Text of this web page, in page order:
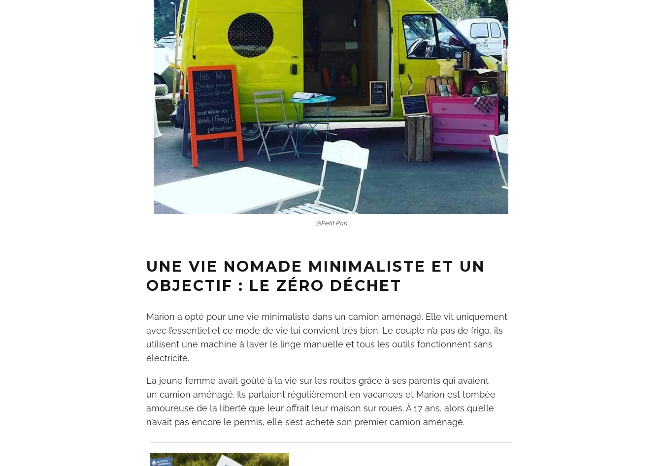
@Petit Poh
UNE VIE NOMADE MINIMALISTE ET UN
OBJECTIF : LE ZÉRO DÉCHET
Marion a opté pour une vie minimaliste dans un camion aménagé. Elle vit uniquement
avec l’essentiel et ce mode de vie lui convient très bien. Le couple n’a pas de frigo, ils
utilisent une machine à laver le linge manuelle et tous les outils fonctionnent sans
électricité.
La jeune femme avait goûté à la vie sur les routes grâce à ses parents qui avaient
un camion aménagé. Ils partaient régulièrement en vacances et Marion est tombée
amoureuse de la liberté que leur offrait leur maison sur roues. À 17 ans, alors qu’elle
n’avait pas encore le permis, elle s’est acheté son premier camion aménagé.
Reçois
gratuitement
le guide complet de la vie nomade
Tout pour partir vivre sur les routes !
15 pointsà savoir avant de vivre en
vanou fourgon aménagé
Tout ce que tu dois savoir avant
d’acheter un van pourne pas
perdre toutes tes économies
Comment installer tes
panneaux
solaires, te chauffer et isoler ton
van ou fourgon.
vie en étant nomade.
Je le veux !
Non, merci